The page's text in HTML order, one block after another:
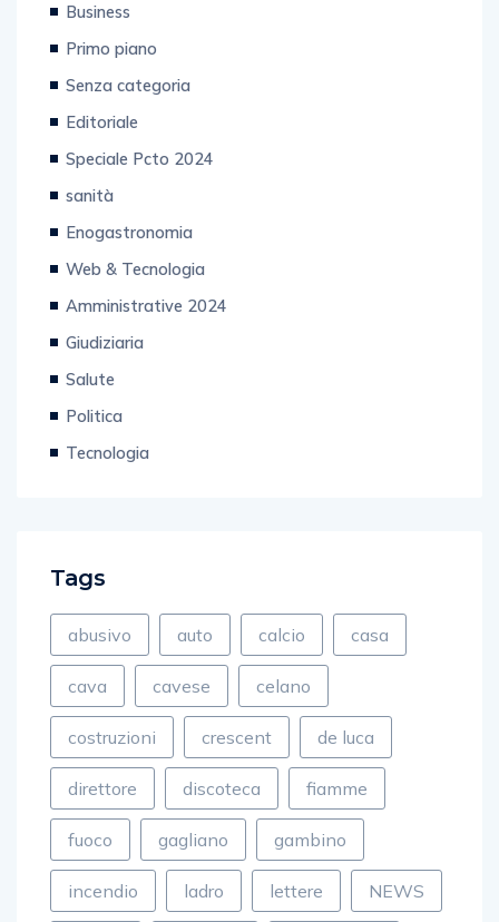
Business
Primo piano
Senza categoria
Editoriale
Speciale Pcto 2024
sanità
Enogastronomia
Web & Tecnologia
Amministrative 2024
Giudiziaria
Salute
Politica
Tecnologia
Tags
abusivo auto calcio casa
cava cavese celano
costruzioni crescent de luca
direttore discoteca fiamme
fuoco gagliano gambino
incendio ladro lettere NEWS